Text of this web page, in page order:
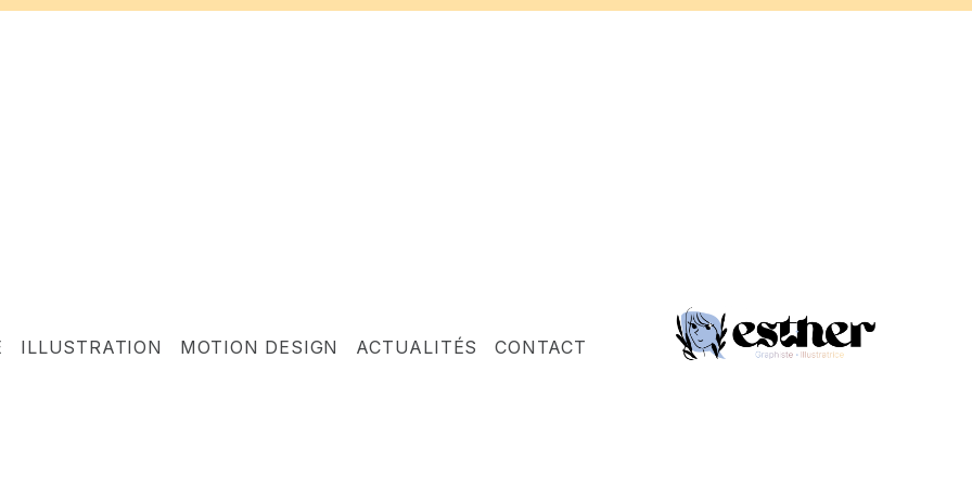
ILLUSTRATION MOTION DESIGN ACTUALITÉS CONTACT